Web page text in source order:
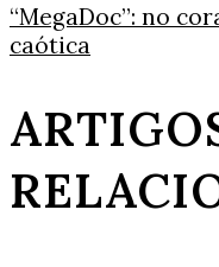
“MegaDoc”: no
caótica